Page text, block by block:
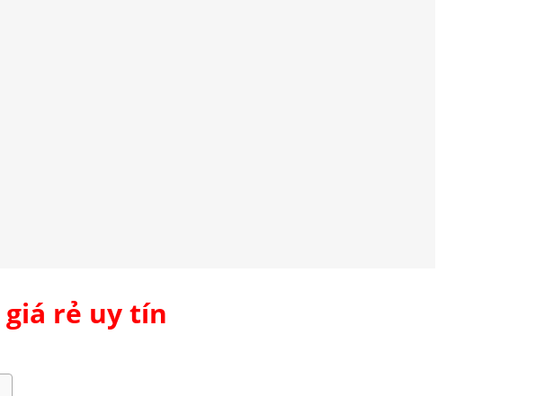
rẻ uy tín